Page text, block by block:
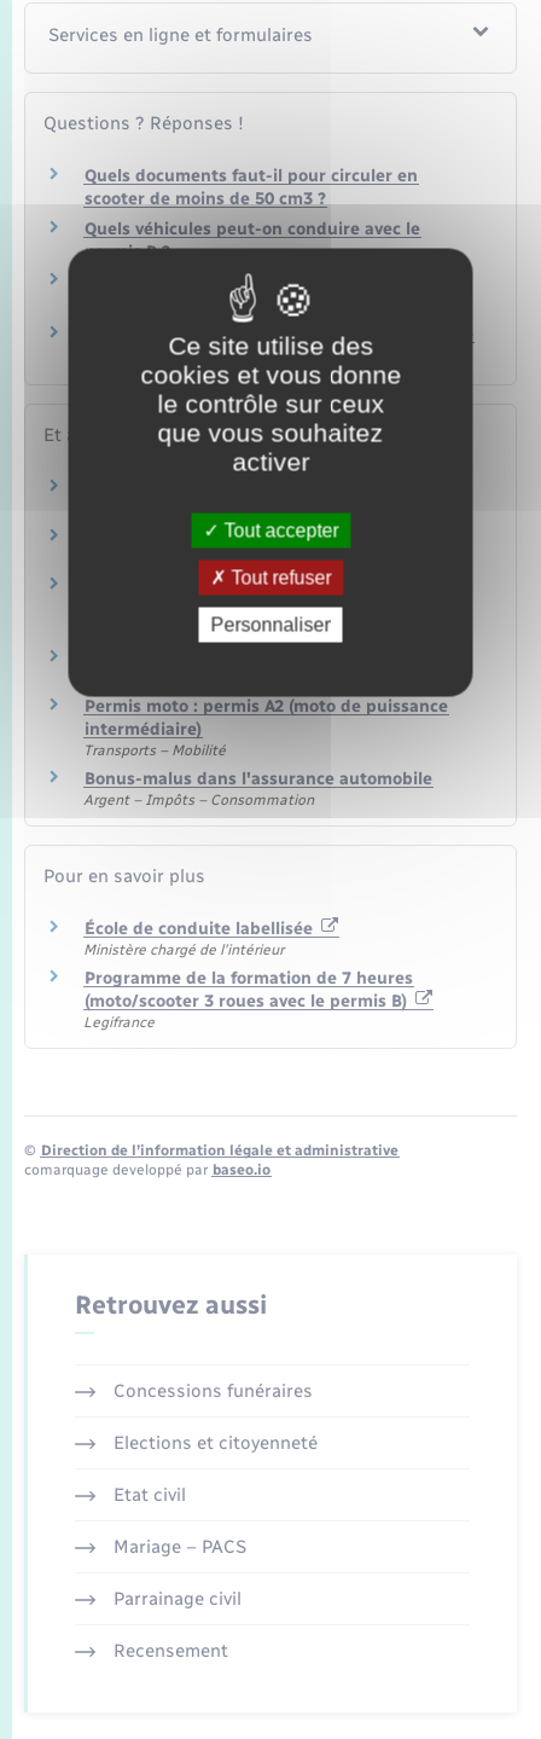
Services en ligne et formulaires
Questions ? Réponses !
Quels documents faut-il pour circuler en
scooter de moins de 50 cm3 ?
Quels véhicules peut-on conduire avec le
permis B ?
Quel permis pour quelle catégorie de véhicules
À quel âge peut-on conduire un scooter ou une
Et aussi
Argent – Impôts – Consommation
Permis B : voiture ou camionnette
Transports – Mobilité
Permis moto : permis A1 ou permis 125 (moto
Transports – Mobilité
Permis moto : permis A2 (moto de puissance
intermédiaire)
Transports – Mobilité
Bonus-malus dans l'assurance automobile
Argent – Impôts – Consommation
Pour en savoir plus
École de conduite labellisée
Ministère chargé de l'intérieur
Programme de la formation de 7 heures
(moto/scooter 3 roues avec le permis B)
Legifrance
© Direction de l’information légale et administrative
comarquage developpé par baseo.io
Retrouvez aussi
Concessions funéraires
Elections et citoyenneté
Etat civil
Mariage – PACS
Parrainage civil
Recensement
Ce site utilise des
cookies et vous donne
le contrôle sur ceux
que vous souhaitez
activer
Tout accepter
Tout refuser
Personnaliser